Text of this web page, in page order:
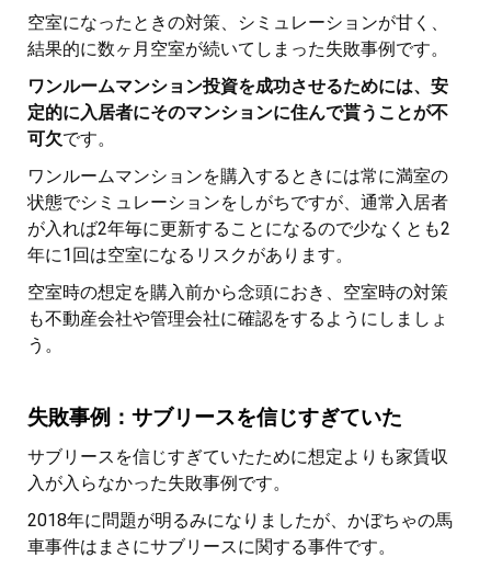
空室になったときの対策、シミュレーションが甘く、
結果的に数ヶ月空室が続いてしまった失敗事例です。
ワンルームマンション投資を成功させるためには、安
定的に入居者にそのマンションに住んで貰うことが不
可欠です。
ワンルームマンションを購入するときには常に満室の
状態でシミュレーションをしがちですが、通常入居者
が入れば2年毎に更新することになるので少なくとも2
年に1回は空室になるリスクがあります。
空室時の想定を購入前から念頭におき、空室時の対策
も不動産会社や管理会社に確認をするようにしましょ
う。
失敗事例：サブリースを信じすぎていた
サブリースを信じすぎていたために想定よりも家賃収
入が入らなかった失敗事例です。
2018年に問題が明るみになりましたが、かぼちゃの馬
車事件はまさにサブリースに関する事件です。